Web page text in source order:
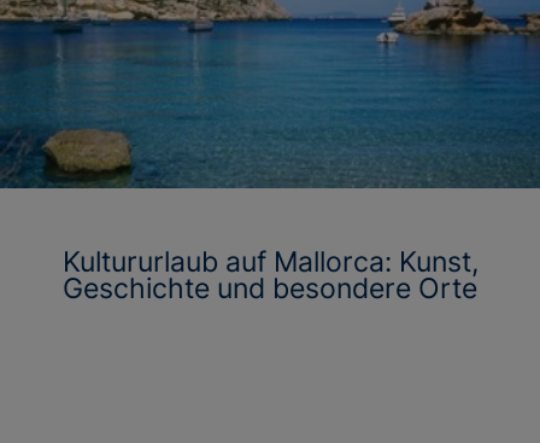
Kultururlaub auf Mallorca: Kunst,
Geschichte und besondere Orte